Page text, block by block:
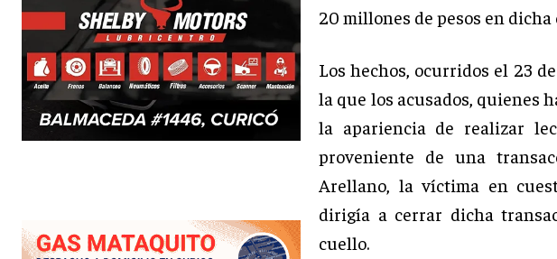
20 millones de pesos en dicha
Los hechos, ocurridos el 23
la que los acusados, quienes
la apariencia de realizar
proveniente de una
Arellano, la víctima en
dirigía a cerrar dicha
cuello.